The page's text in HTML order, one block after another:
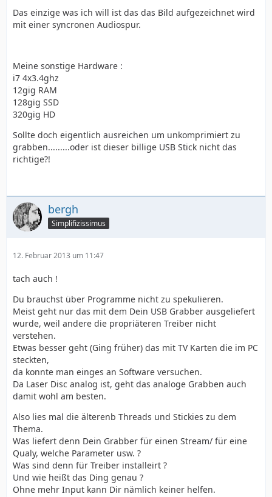
Das einzige was ich will ist das das Bild aufgezeichnet wird
mit einer syncronen Audiospur.
Meine sonstige Hardware :
i7 4x3.4ghz
12gig RAM
128gig SSD
320gig HD
Sollte doch eigentlich ausreichen um unkomprimiert zu
grabben.........oder ist dieser billige USB Stick nicht das
richtige?!
bergh
Simplifizissimus
12. Februar 2013 um 11:47
tach auch !
Du brauchst über Programme nicht zu spekulieren.
Meist geht nur das mit dem Dein USB Grabber ausgeliefert
wurde, weil andere die propriäteren Treiber nicht
verstehen.
Etwas besser geht (Ging früher) das mit TV Karten die im PC
steckten,
da konnte man einges an Software versuchen.
Da Laser Disc analog ist, geht das analoge Grabben auch
damit wohl am besten.
Also lies mal die älterenb Threads und Stickies zu dem
Thema.
Was liefert denn Dein Grabber für einen Stream/ für eine
Qualy, welche Parameter usw. ?
Was sind denn für Treiber installeirt ?
Und wie heißt das Ding genau ?
Ohne mehr Input kann Dir nämlich keiner helfen.